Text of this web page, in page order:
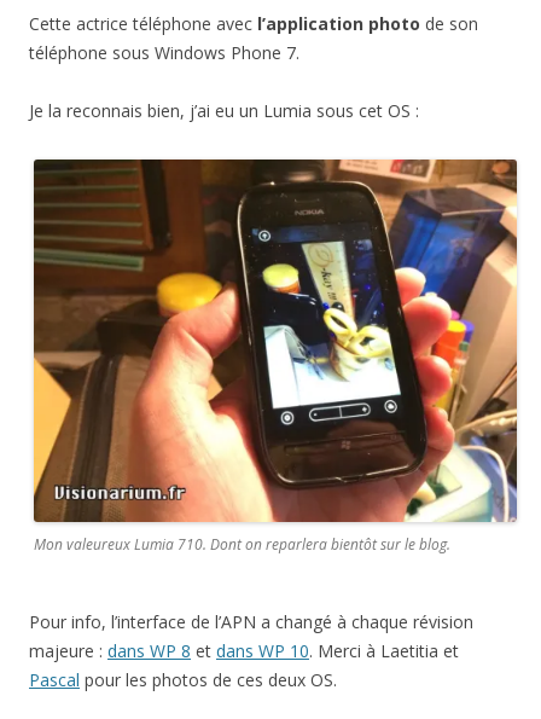
Cette actrice téléphone avec l’application photo de son
téléphone sous Windows Phone 7.
Je la reconnais bien, j’ai eu un Lumia sous cet OS :
Mon valeureux Lumia 710. Dont on reparlera bientôt sur le blog.
Pour info, l’interface de l’APN a changé à chaque révision
majeure : dans WP 8 et dans WP 10. Merci à Laetitia et
Pascal pour les photos de ces deux OS.